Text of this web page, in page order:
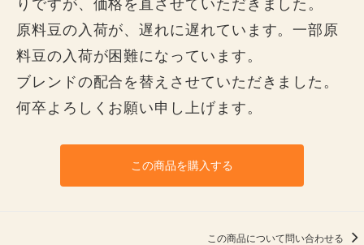
原料豆の入荷が、遅れに遅れています。一部原
料豆の入荷が困難になっています。
ブレンドの配合を替えさせていただきました。
何卒よろしくお願い申し上げます。
この商品を購入する
この商品について問い合わせる